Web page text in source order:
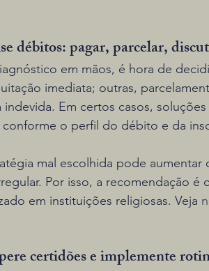
débitos: pagar, parcelar,
em mãos, é hora de
imediata; outras,
indevida. Em certos casos,
conforme o perfil do débito e da
mal escolhida pode
Por isso, a recomendação
em instituições religiosas. Veja
certidões e implemente